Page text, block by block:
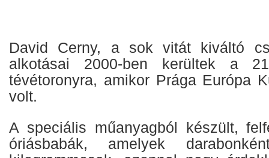
David Cerny, a sok vitát kiváltó
alkotásai 2000-ben kerültek a
tévétoronyra, amikor Prága Európa
volt.
A speciális műanyagból készült,
óriásbabák, amelyek